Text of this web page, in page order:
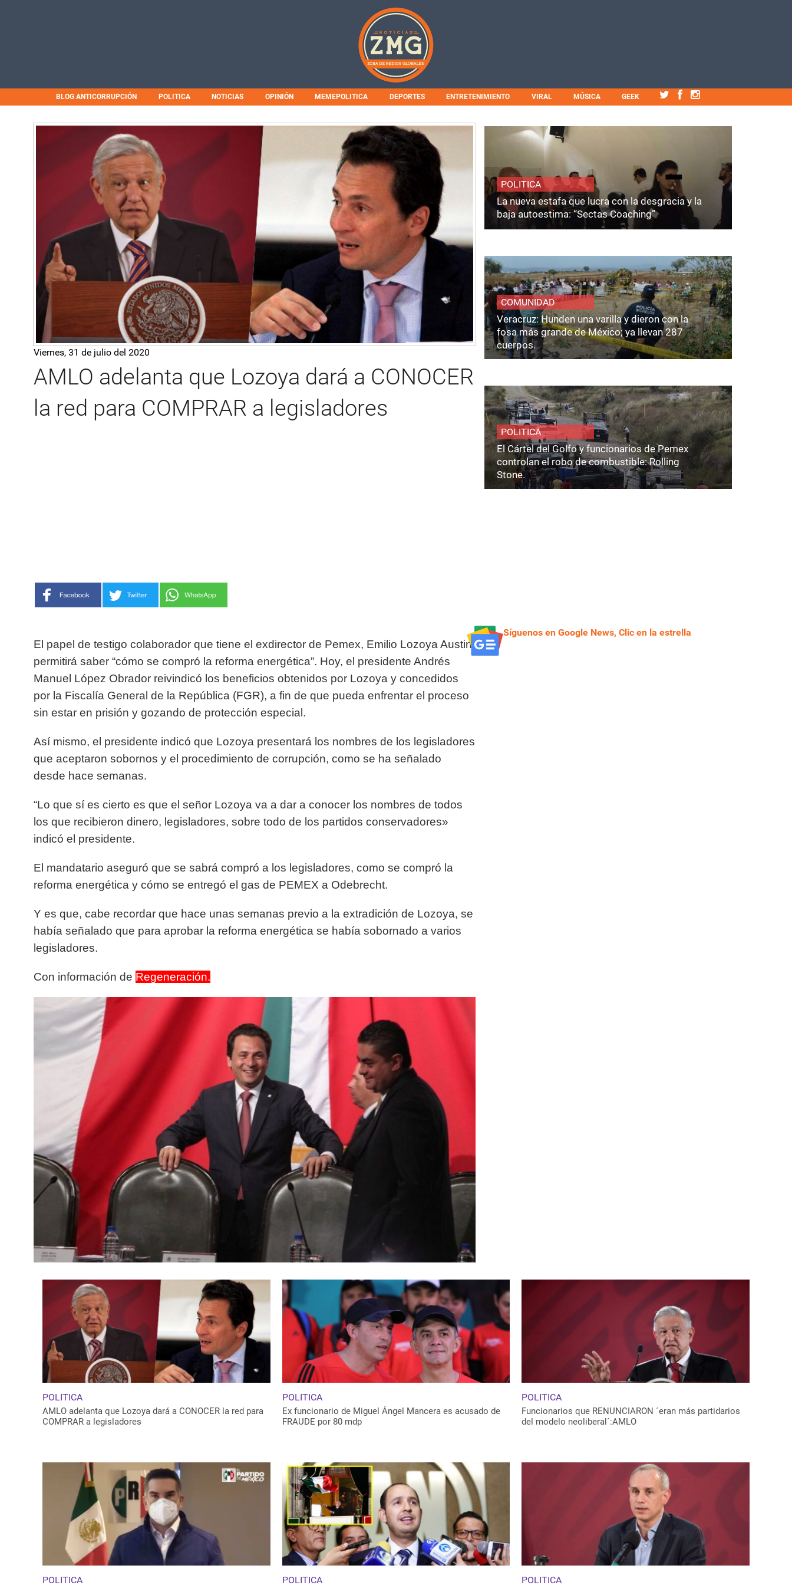
BLOG ANTICORRUPCIÓN POLITICA NOTICIAS OPINIÓN MEMEPOLITICA DEPORTES ENTRETENIMIENTO VIRAL MÚSICA GEEK
Viernes, 31 de julio del 2020
AMLO adelanta que Lozoya dará a CONOCER
la red para COMPRAR a legisladores
El papel de testigo colaborador que tiene el exdirector de Pemex, Emilio Lozoya Austin,
permitirá saber “cómo se compró la reforma energética”. Hoy, el presidente Andrés
Manuel López Obrador reivindicó los beneficios obtenidos por Lozoya y concedidos
por la Fiscalía General de la República (FGR), a fin de que pueda enfrentar el proceso
sin estar en prisión y gozando de protección especial.
Así mismo, el presidente indicó que Lozoya presentará los nombres de los legisladores
que aceptaron sobornos y el procedimiento de corrupción, como se ha señalado
desde hace semanas.
“Lo que sí es cierto es que el señor Lozoya va a dar a conocer los nombres de todos
los que recibieron dinero, legisladores, sobre todo de los partidos conservadores»
indicó el presidente.
El mandatario aseguró que se sabrá compró a los legisladores, como se compró la
reforma energética y cómo se entregó el gas de PEMEX a Odebrecht.
Y es que, cabe recordar que hace unas semanas previo a la extradición de Lozoya, se
había señalado que para aprobar la reforma energética se había sobornado a varios
legisladores.
Con información de Regeneración.
POLITICA
La nueva estafa que lucra con la desgracia y la
baja autoestima: “Sectas Coaching”
COMUNIDAD
Veracruz: Hunden una varilla y dieron con la
fosa más grande de México; ya llevan 287
cuerpos.
POLITICA
El Cártel del Golfo y funcionarios de Pemex
controlan el robo de combustible: Rolling
Stone.
Síguenos en Google News, Clic en la estrella
POLITICA
AMLO adelanta que Lozoya dará a CONOCER la red para
COMPRAR a legisladores
POLITICA
Ex funcionario de Miguel Ángel Mancera es acusado de
FRAUDE por 80 mdp
POLITICA
Funcionarios que RENUNCIARON ´eran más partidarios
del modelo neoliberal´:AMLO
POLITICA POLITICA POLITICA